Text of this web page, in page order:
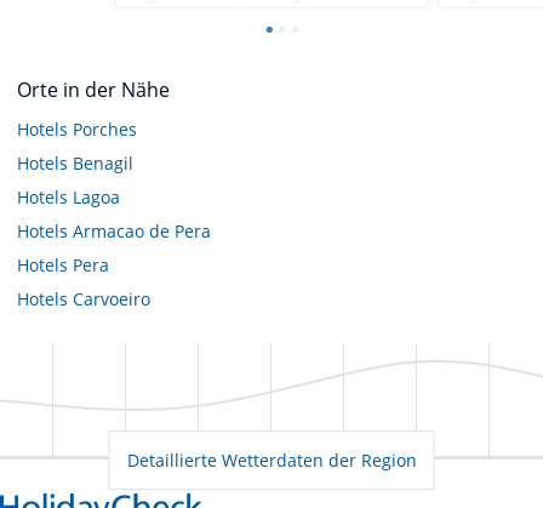
Orte in der Nähe
Hotels Porches
Hotels Benagil
Hotels Lagoa
Hotels Armacao de Pera
Hotels Pera
Hotels Carvoeiro
Detaillierte Wetterdaten der Region